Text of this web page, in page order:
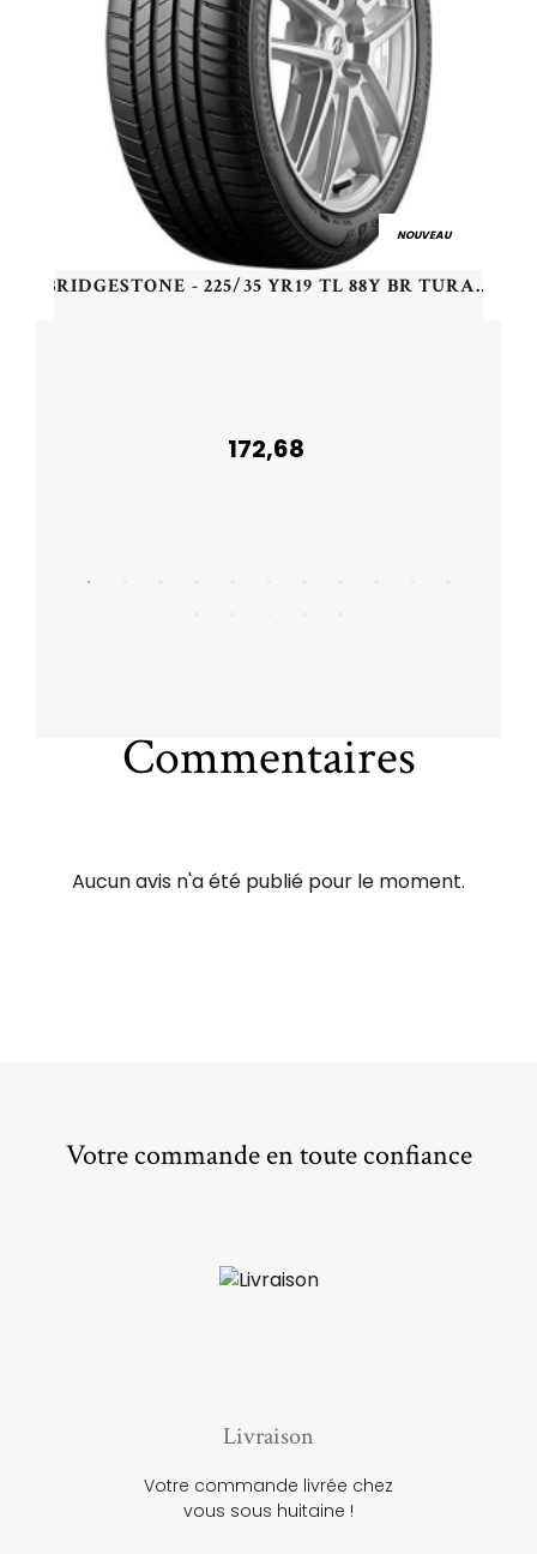
NOUVEAU
BRIDGESTONE - 225/35 YR19 TL 88Y BR TURANZA 6 XL - 2253519 - BAB
172,68
Commentaires
Aucun avis n'a été publié pour le moment.
Votre commande en toute confiance
Livraison
Votre commande livrée chez
vous sous huitaine !